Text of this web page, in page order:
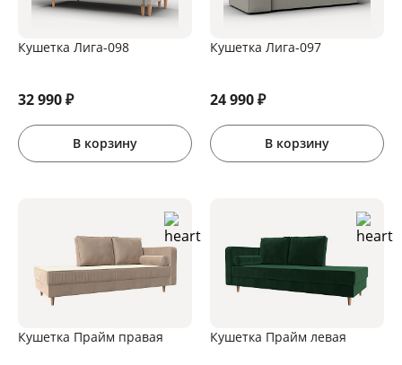
Кушетка Лига-098
32 990₽
В корзину
Кушетка Лига-097
24 990₽
В корзину
Кушетка Прайм правая Кушетка Прайм левая